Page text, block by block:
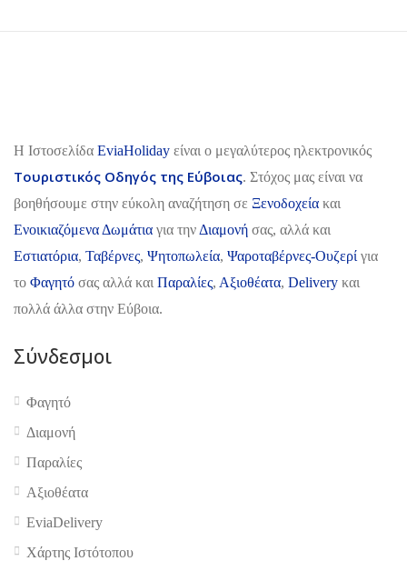
H Ιστοσελίδα EviaHoliday είναι ο μεγαλύτερος ηλεκτρονικός
Τουριστικός Οδηγός της Εύβοιας. Στόχος μας είναι να
βοηθήσουμε στην εύκολη αναζήτηση σε Ξενοδοχεία και
Ενοικιαζόμενα Δωμάτια για την Διαμονή σας, αλλά και
Εστιατόρια, Ταβέρνες, Ψητοπωλεία, Ψαροταβέρνες-Ουζερί για
το Φαγητό σας αλλά και Παραλίες, Αξιοθέατα, Delivery και
πολλά άλλα στην Εύβοια.
Σύνδεσμοι
Φαγητό
Διαμονή
Παραλίες
Αξιοθέατα
EviaDelivery
Χάρτης Ιστότοπου